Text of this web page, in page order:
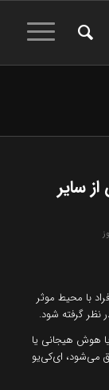
سایر
با محیط موثر
نظر گرفته شود.
هوش هیجانی یا
می‌شود، ای‌کی‌یو